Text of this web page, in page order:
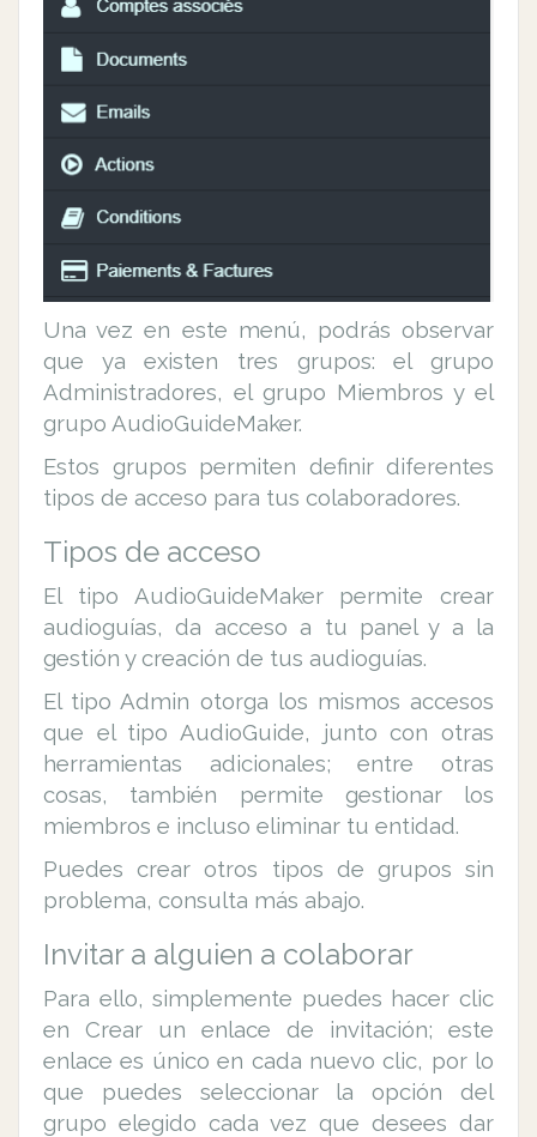
Una vez en este menú, podrás observar
que ya existen tres grupos: el grupo
Administradores, el grupo Miembros y el
grupo AudioGuideMaker.
Estos grupos permiten definir diferentes
tipos de acceso para tus colaboradores.
Tipos de acceso
El tipo AudioGuideMaker permite crear
audioguías, da acceso a tu panel y a la
gestión y creación de tus audioguías.
El tipo Admin otorga los mismos accesos
que el tipo AudioGuide, junto con otras
herramientas adicionales; entre otras
cosas, también permite gestionar los
miembros e incluso eliminar tu entidad.
Puedes crear otros tipos de grupos sin
problema, consulta más abajo.
Invitar a alguien a colaborar
Para ello, simplemente puedes hacer clic
en Crear un enlace de invitación; este
enlace es único en cada nuevo clic, por lo
que puedes seleccionar la opción del
grupo elegido cada vez que desees dar